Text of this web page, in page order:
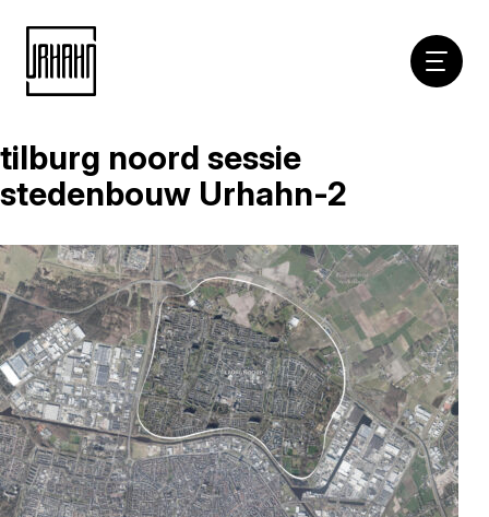
Naar
inhoud
tilburg noord sessie
stedenbouw Urhahn-2